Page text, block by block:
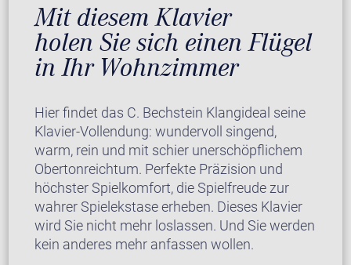
Mit diesem Klavier
holen Sie sich einen Flügel
in Ihr Wohnzimmer
Hier findet das C. Bechstein Klangideal seine
Klavier-Vollendung: wundervoll singend,
warm, rein und mit schier unerschöpflichem
Obertonreichtum. Perfekte Präzision und
höchster Spielkomfort, die Spielfreude zur
wahrer Spielekstase erheben. Dieses Klavier
wird Sie nicht mehr loslassen. Und Sie werden
kein anderes mehr anfassen wollen.